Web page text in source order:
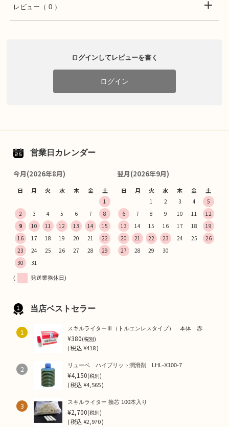
レビュー （ 0 ）
ログインしてレビューを書く
ログイン
営業日カレンダー
今月(2026年8月)
日 月 火 水 木 金 土
1
2
3 4 5 6 7
8
9
10 11 12 13 14
15
16
17 18 19 20 21
22
23
24 25 26 27 28
29
30
31
翌月(2026年9月)
日 月 火 水 木 金 土
1 2 3 4
5
6
7 8 9 10 11
12
13
14 15 16 17 18
19
20
21 22 23 24 25
26
27
28 29 30
( 発送業務休日)
当店ベストセラー
1 スキルライターⅢ（トルエンレスタイプ） 本体 赤
¥380(税別)
(税込¥418 )
2 リューベ ハイブリット潤滑剤 LHL-X100-7
¥4,150(税別)
(税込¥4,565 )
3 スキルライター 換芯 100本入り
¥2,700(税別)
(税込¥2,970 )